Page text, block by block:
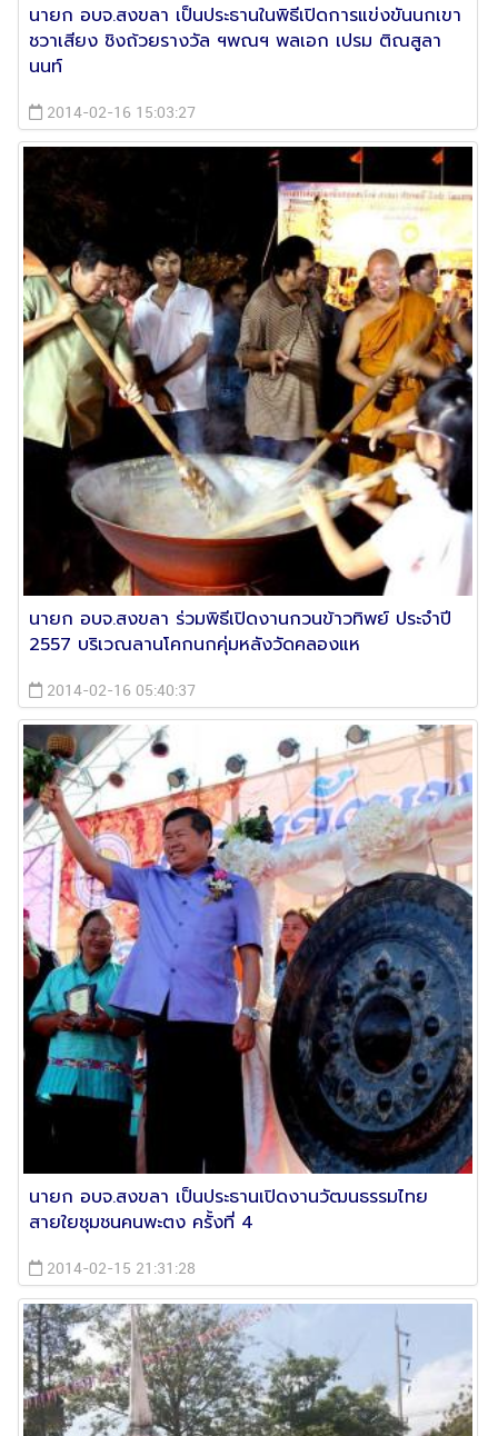
นายก อบจ.สงขลา เป็นประธานในพิธีเปิดการแข่งขันนกเขา
ชวาเสียง ชิงถ้วยรางวัล ฯพณฯ พลเอก เปรม ติณสูลา
นนท์
2014-02-16 15:03:27
นายก อบจ.สงขลา ร่วมพิธีเปิดงานกวนข้าวทิพย์ ประจำปี
2557 บริเวณลานโคกนกคุ่มหลังวัดคลองแห
2014-02-16 05:40:37
นายก อบจ.สงขลา เป็นประธานเปิดงานวัฒนธรรมไทย
สายใยชุมชนคนพะตง ครั้งที่ 4
2014-02-15 21:31:28